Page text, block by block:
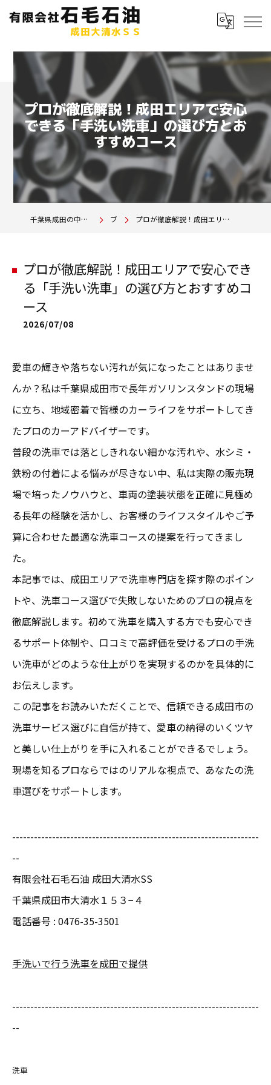
プロが徹底解説！成田エリアで安心
できる「手洗い洗車」の選び方とお
すすめコース
千葉県成田の中古車は有限会社石毛石油 成田大清水SS ブログ プロが徹底解説！成田エリアで安心できる「手洗い洗車」の選び方とおすすめコース
プロが徹底解説！成田エリアで安心でき
る「手洗い洗車」の選び方とおすすめコ
ース
2026/07/08
愛車の輝きや落ちない汚れが気になったことはありませ
んか？私は千葉県成田市で長年ガソリンスタンドの現場
に立ち、地域密着で皆様のカーライフをサポートしてき
たプロのカーアドバイザーです。
普段の洗車では落としきれない細かな汚れや、水シミ・
鉄粉の付着による悩みが尽きない中、私は実際の販売現
場で培ったノウハウと、車両の塗装状態を正確に見極め
る長年の経験を活かし、お客様のライフスタイルやご予
算に合わせた最適な洗車コースの提案を行ってきまし
た。
本記事では、成田エリアで洗車専門店を探す際のポイン
トや、洗車コース選びで失敗しないためのプロの視点を
徹底解説します。初めて洗車を購入する方でも安心でき
るサポート体制や、口コミで高評価を受けるプロの手洗
い洗車がどのような仕上がりを実現するのかを具体的に
お伝えします。
この記事をお読みいただくことで、信頼できる成田市の
洗車サービス選びに自信が持て、愛車の納得のいくツヤ
と美しい仕上がりを手に入れることができるでしょう。
現場を知るプロならではのリアルな視点で、あなたの洗
車選びをサポートします。
--------------------------------------------------------------------
--
有限会社石毛石油 成田大清水SS
千葉県成田市大清水１５３−４
電話番号 : 0476-35-3501
手洗いで行う洗車を成田で提供
--------------------------------------------------------------------
--
洗車